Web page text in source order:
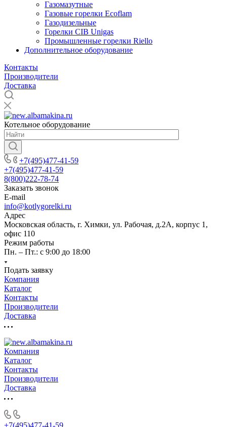
Газомазутные
Газовые горелки Ecoflam
Газодизельные
Горелки CIB Unigas
Промышленные горелки Riello
Дополнительное оборудование
Контакты
Производители
Доставка
Котельное оборудование
+7(495)477-41-59
+7(495)477-41-59
8(800)222-78-74
Заказать звонок
E-mail
info@kotlygorelki.ru
Адрес
Московская область, г. Химки, ул. Рабочая, д.2А, корпус 1,
офис 110
Режим работы
Пн. – Пт.: с 9:00 до 18:00
Подать заявку
Компания
Каталог
Контакты
Производители
Доставка
Компания
Каталог
Контакты
Производители
Доставка
+7(495)477-41-59